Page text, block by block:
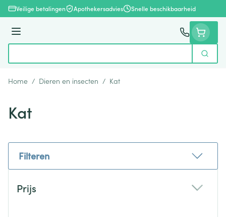
Ga naar de inhoud
Veilige betalingen Apothekersadvies Snelle beschikbaarheid
Menu
Zoek
Home / Dieren en insecten / Kat
Kat
Filteren
Prijs